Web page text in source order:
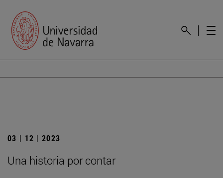
03 | 12 | 2023
Una historia por contar